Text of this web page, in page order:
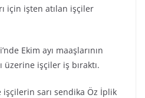
için işten atılan işçiler
Ekim ayı maaşlarının
üzerine işçiler iş bıraktı.
işçilerin sarı sendika Öz İplik